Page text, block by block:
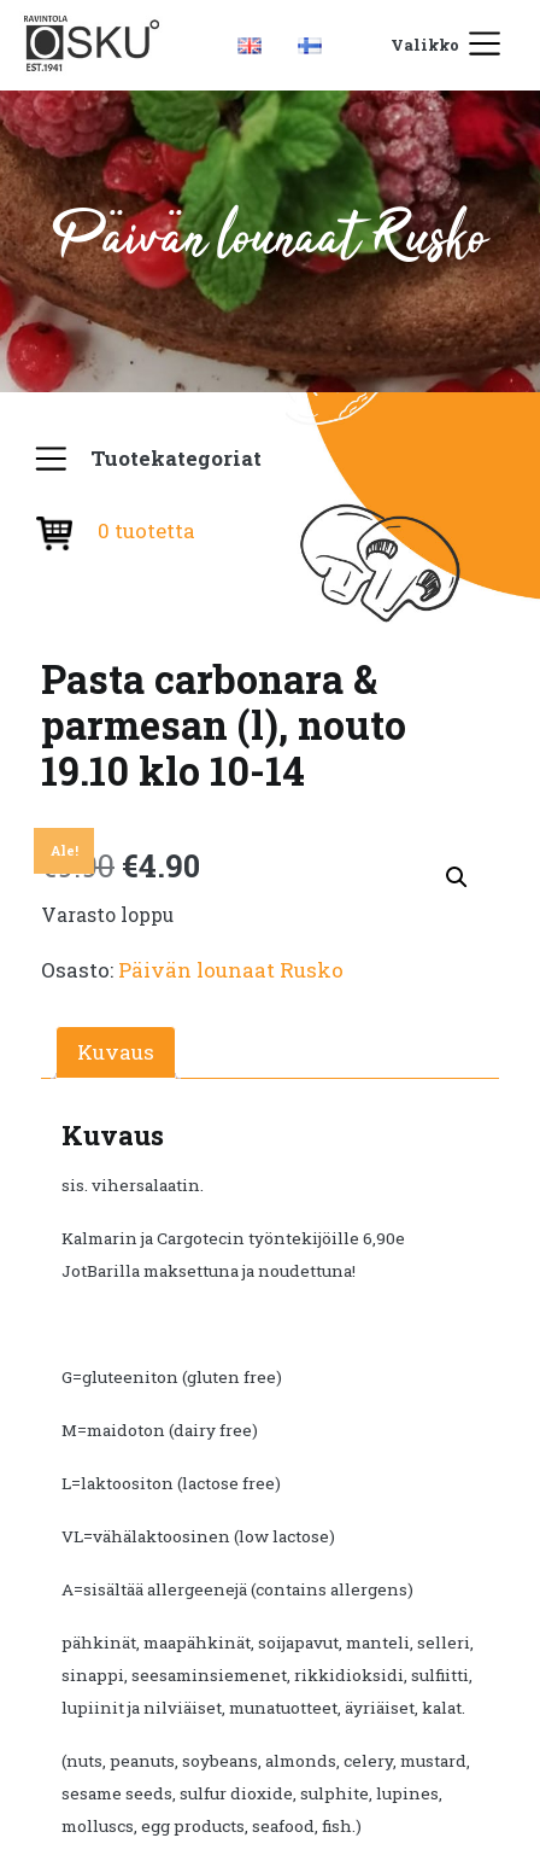
Valikko
Päivän lounaat Rusko
Tuotekategoriat
0 tuotetta
Pasta carbonara &
parmesan (l), nouto
19.10 klo 10-14
Ale!
€9.90 Alkuperäinen
hinta
oli:
€9.90.
€4.90
on:
Varasto loppu
Osasto: Päivän lounaat Rusko
Kuvaus
Kuvaus
sis. vihersalaatin.
Kalmarin ja Cargotecin työntekijöille 6,90e
JotBarilla maksettuna ja noudettuna!
G=gluteeniton (gluten free)
M=maidoton (dairy free)
L=laktoositon (lactose free)
VL=vähälaktoosinen (low lactose)
A=sisältää allergeenejä (contains allergens)
pähkinät, maapähkinät, soijapavut, manteli, selleri,
sinappi, seesaminsiemenet, rikkidioksidi, sulfiitti,
lupiinit ja nilviäiset, munatuotteet, äyriäiset, kalat.
(nuts, peanuts, soybeans, almonds, celery, mustard,
sesame seeds, sulfur dioxide, sulphite, lupines,
molluscs, egg products, seafood, fish.)